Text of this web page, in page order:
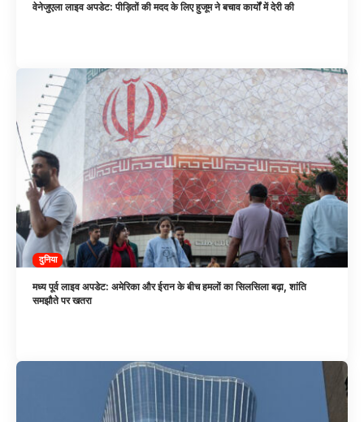
वेनेजुएला लाइव अपडेट: पीड़ितों की मदद के लिए हुजूम ने बचाव कार्यों में देरी की
दुनिया
मध्य पूर्व लाइव अपडेट: अमेरिका और ईरान के बीच हमलों का सिलसिला बढ़ा, शांति
समझौते पर खतरा